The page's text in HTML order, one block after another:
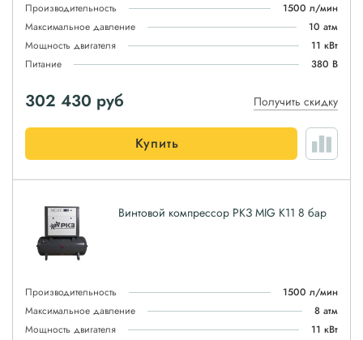
Производительность
1500 л/мин
Максимальное давление
10 атм
Мощность двигателя
11 кВт
Питание
380 В
302 430 руб Получить скидку
Купить
Винтовой компрессор РКЗ MIG K11 8 бар
Производительность
1500 л/мин
Максимальное давление
8 атм
Мощность двигателя
11 кВт